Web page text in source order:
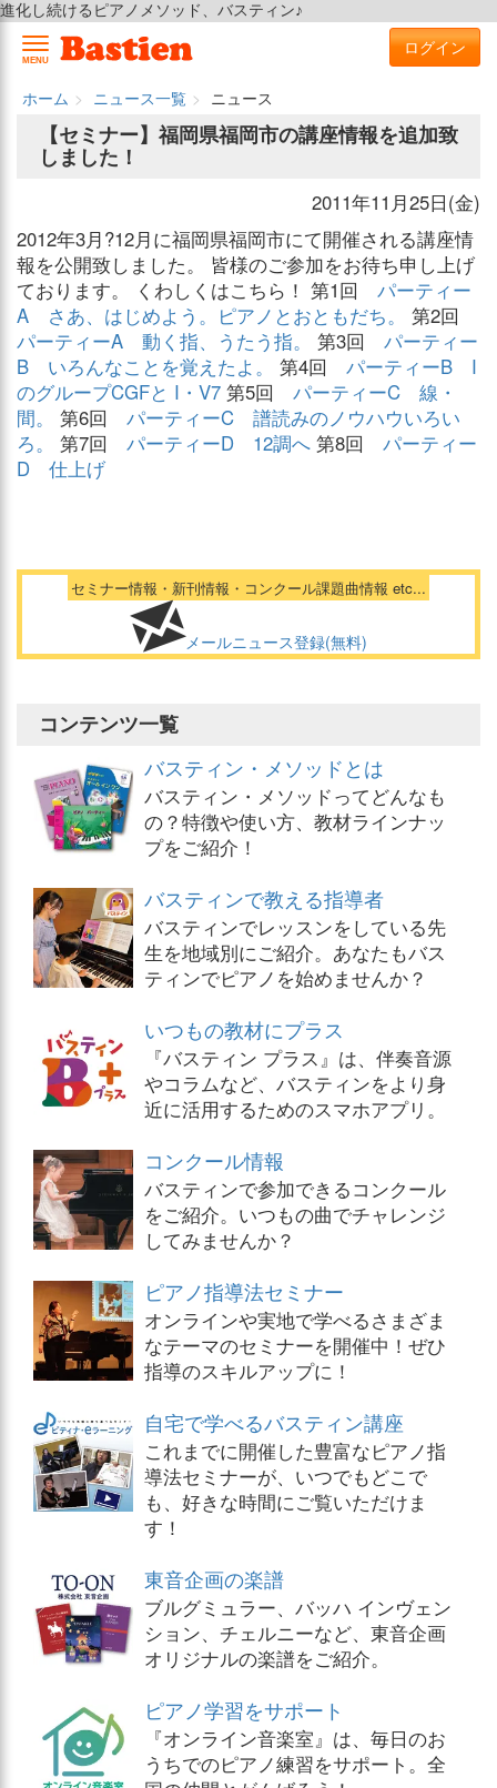
進化し続けるピアノメソッド、バスティン♪
MENU
ログイン
ホーム ニュース一覧
ニュース
【セミナー】福岡県福岡市の講座情報を追加致
しました！
2011年11月25日(金)
2012年3月?12月に福岡県福岡市にて開催される講座情
報を公開致しました。 皆様のご参加をお待ち申し上げ
ております。 くわしくはこちら！ 第1回 パーティー
A さあ、はじめよう。ピアノとおともだち。
第2回
パーティーA 動く指、うたう指。
第3回 パーティー
B いろんなことを覚えたよ。
第4回 パーティーB I
のグループCGFと I・V7 第5回 パーティーC 線・
間。
第6回 パーティーC 譜読みのノウハウいろい
ろ。
第7回 パーティーD 12調へ 第8回 パーティー
D 仕上げ
セミナー情報・新刊情報・コンクール課題曲情報 etc...
メールニュース登録(無料)
コンテンツ一覧
バスティン・メソッドとは
バスティン・メソッドってどんなも
の？特徴や使い方、教材ラインナッ
プをご紹介！
バスティンで教える指導者
バスティンでレッスンをしている先
生を地域別にご紹介。あなたもバス
ティンでピアノを始めませんか？
いつもの教材にプラス
『バスティン プラス』は、伴奏音源
やコラムなど、バスティンをより身
近に活用するためのスマホアプリ。
コンクール情報
バスティンで参加できるコンクール
をご紹介。いつもの曲でチャレンジ
してみませんか？
ピアノ指導法セミナー
オンラインや実地で学べるさまざま
なテーマのセミナーを開催中！ぜひ
指導のスキルアップに！
自宅で学べるバスティン講座
これまでに開催した豊富なピアノ指
導法セミナーが、いつでもどこで
も、好きな時間にご覧いただけま
す！
東音企画の楽譜
ブルグミュラー、バッハ インヴェン
ション、チェルニーなど、東音企画
オリジナルの楽譜をご紹介。
ピアノ学習をサポート
『オンライン音楽室』は、毎日のお
うちでのピアノ練習をサポート。全